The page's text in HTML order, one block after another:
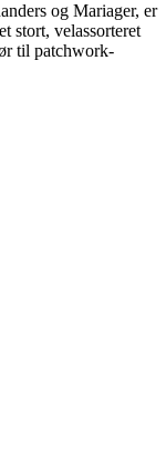
og Mariager, er
stort, velassorteret
til patchwork-